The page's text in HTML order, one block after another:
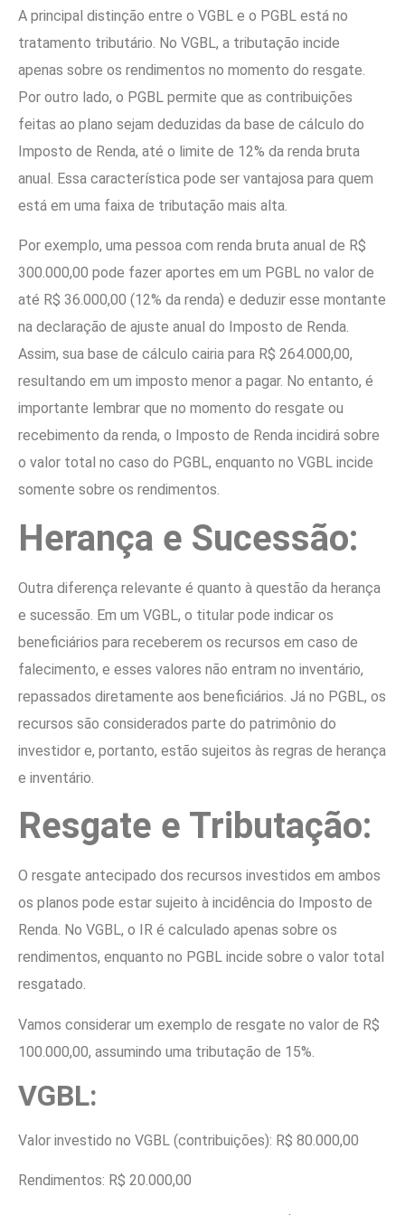
A principal distinção entre o VGBL e o PGBL está no
tratamento tributário. No VGBL, a tributação incide
apenas sobre os rendimentos no momento do resgate.
Por outro lado, o PGBL permite que as contribuições
feitas ao plano sejam deduzidas da base de cálculo do
Imposto de Renda, até o limite de 12% da renda bruta
anual. Essa característica pode ser vantajosa para quem
está em uma faixa de tributação mais alta.
Por exemplo, uma pessoa com renda bruta anual de R$
300.000,00 pode fazer aportes em um PGBL no valor de
até R$ 36.000,00 (12% da renda) e deduzir esse montante
na declaração de ajuste anual do Imposto de Renda.
Assim, sua base de cálculo cairia para R$ 264.000,00,
resultando em um imposto menor a pagar. No entanto, é
importante lembrar que no momento do resgate ou
recebimento da renda, o Imposto de Renda incidirá sobre
o valor total no caso do PGBL, enquanto no VGBL incide
somente sobre os rendimentos.
Herança e Sucessão:
Outra diferença relevante é quanto à questão da herança
e sucessão. Em um VGBL, o titular pode indicar os
beneficiários para receberem os recursos em caso de
falecimento, e esses valores não entram no inventário,
repassados diretamente aos beneficiários. Já no PGBL, os
recursos são considerados parte do patrimônio do
investidor e, portanto, estão sujeitos às regras de herança
e inventário.
Resgate e Tributação:
O resgate antecipado dos recursos investidos em ambos
os planos pode estar sujeito à incidência do Imposto de
Renda. No VGBL, o IR é calculado apenas sobre os
rendimentos, enquanto no PGBL incide sobre o valor total
resgatado.
Vamos considerar um exemplo de resgate no valor de R$
100.000,00, assumindo uma tributação de 15%.
VGBL:
Valor investido no VGBL (contribuições): R$ 80.000,00
Rendimentos: R$ 20.000,00